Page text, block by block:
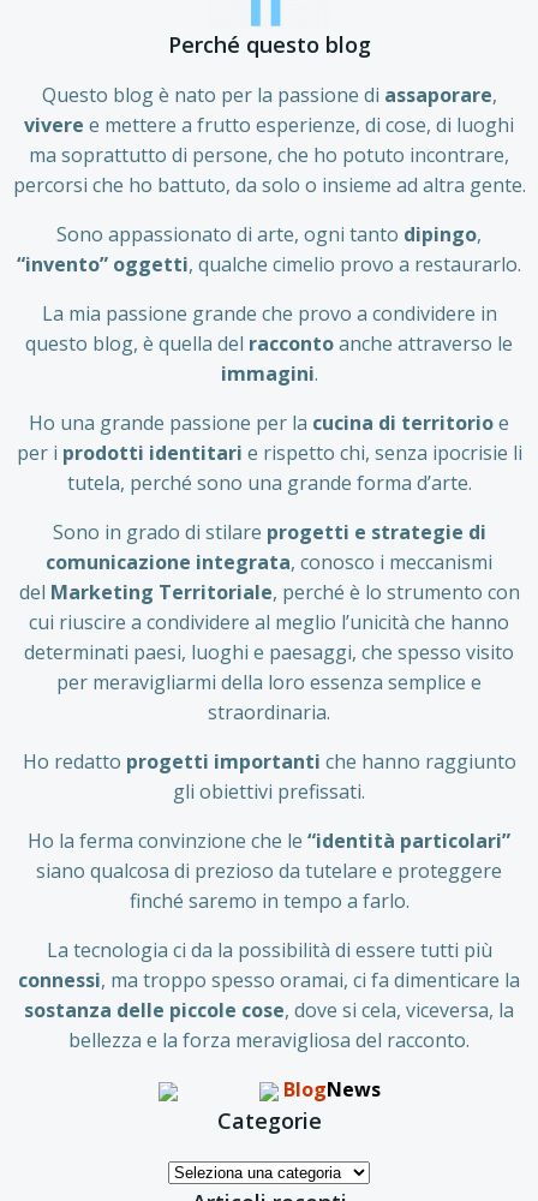
Perché questo blog
Questo blog è nato per la passione di assaporare,
vivere e mettere a frutto esperienze, di cose, di luoghi
ma soprattutto di persone, che ho potuto incontrare,
percorsi che ho battuto, da solo o insieme ad altra gente.
Sono appassionato di arte, ogni tanto dipingo,
“invento” oggetti, qualche cimelio provo a restaurarlo.
La mia passione grande che provo a condividere in
questo blog, è quella del raccontoanche attraverso le
immagini.
Ho una grande passione per la cucina di territorioe
per i prodotti identitari e rispetto chi, senza ipocrisie li
tutela, perché sono una grande forma d’arte.
Sono in grado di stilare progetti e strategie di
comunicazione integrata, conosco i meccanismi
del Marketing Territoriale, perché è lo strumento con
cui riuscire a condividere al meglio l’unicità che hanno
determinati paesi, luoghi e paesaggi, che spesso visito
per meravigliarmi della loro essenza semplice e
straordinaria.
Ho redatto progetti importanti che hanno raggiunto
gli obiettivi prefissati.
Ho la ferma convinzione che le “identità particolari”
siano qualcosa di prezioso da tutelare e proteggere
finché saremo in tempo a farlo.
La tecnologia ci da la possibilità di essere tutti più
connessi, ma troppo spesso oramai, ci fa dimenticare la
sostanza delle piccole cose, dove si cela, viceversa, la
bellezza e la forza meravigliosa del racconto.
BlogNews
Categorie
Categorie